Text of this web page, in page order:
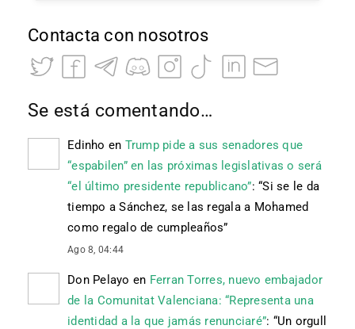
Contacta con nosotros
Se está comentando…
Edinho en Trump pide a sus senadores que
“espabilen” en las próximas legislativas o será
“el último presidente republicano”: “Si se le da
tiempo a Sánchez, se las regala a Mohamed
como regalo de cumpleaños”
Ago 8, 04:44
Don Pelayo en Ferran Torres, nuevo embajador
de la Comunitat Valenciana: “Representa una
identidad a la que jamás renunciaré”: “Un orgull